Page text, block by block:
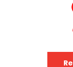
jste šikovný